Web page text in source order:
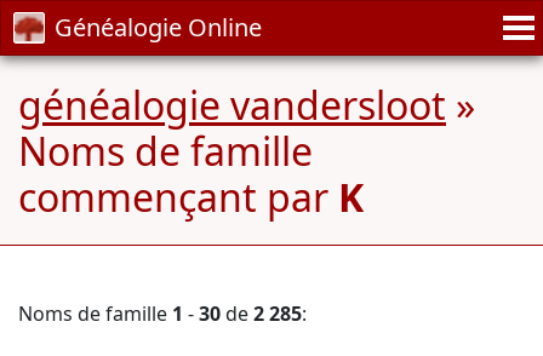
Généalogie Online
généalogie vandersloot »
Noms de famille
commençant par K
Noms de famille 1 -30de2 285: